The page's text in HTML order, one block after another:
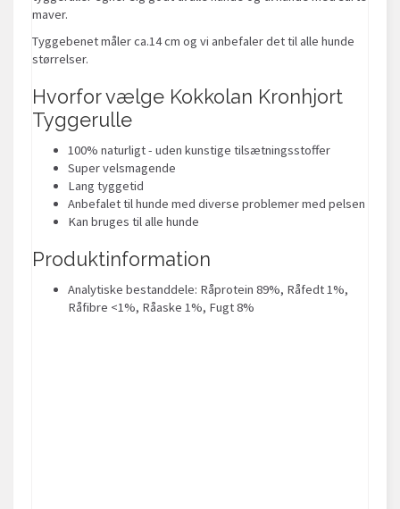
maver.
Tyggebenet måler ca.14 cm og vi anbefaler det til alle hunde
størrelser.
Hvorfor vælge Kokkolan Kronhjort
Tyggerulle
100% naturligt - uden kunstige tilsætningsstoffer
Super velsmagende
Lang tyggetid
Anbefalet til hunde med diverse problemer med pelsen
Kan bruges til alle hunde
Produktinformation
Analytiske bestanddele: Råprotein 89%, Råfedt 1%,
Råfibre <1%, Råaske 1%, Fugt 8%